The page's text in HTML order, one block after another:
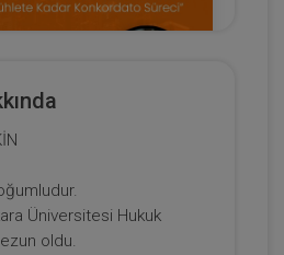
Hazırlıktan Kesin
Süreci Video
Üniversitesi Hukuk
oldu.